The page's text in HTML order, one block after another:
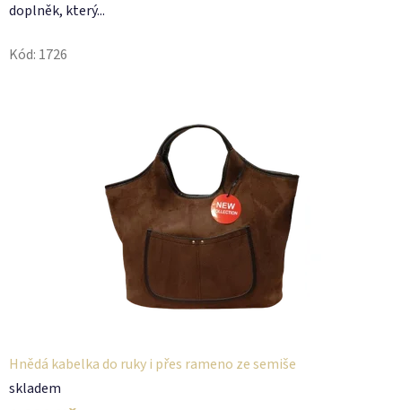
doplněk, který...
Kód: 1726
Hnědá kabelka do ruky i přes rameno ze semiše
skladem